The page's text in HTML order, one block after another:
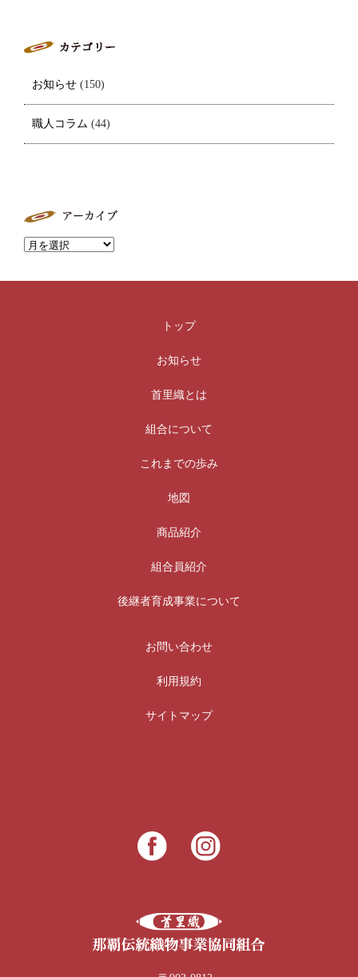
お知らせ (150)
職人コラム (44)
トップ
お知らせ
首里織とは
組合について
これまでの歩み
地図
商品紹介
組合員紹介
後継者育成事業について
お問い合わせ
利用規約
サイトマップ